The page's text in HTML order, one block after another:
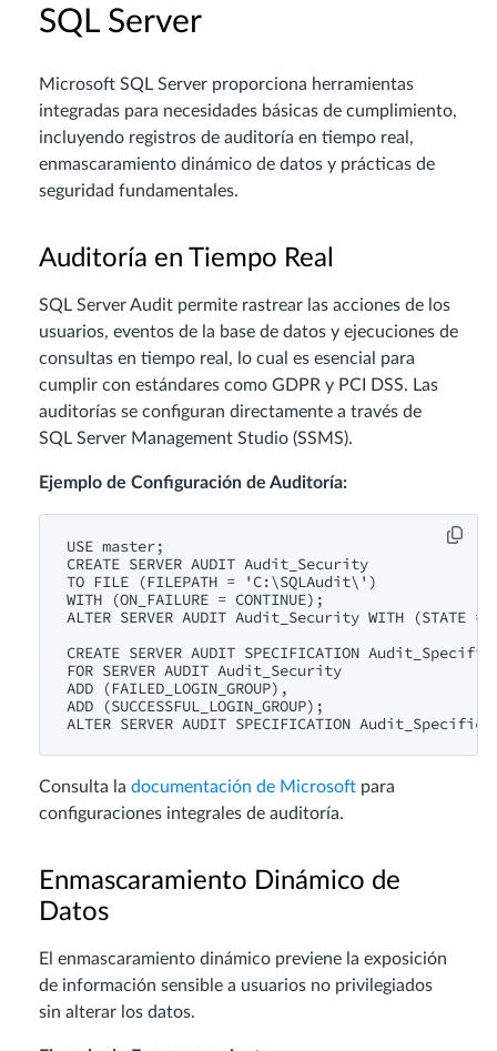
SQL Server
Microsoft SQL Server proporciona herramientas
integradas para necesidades básicas de cumplimiento,
incluyendo registros de auditoría en tiempo real,
enmascaramiento dinámico de datos y prácticas de
seguridad fundamentales.
Auditoría en Tiempo Real
SQL Server Audit permite rastrear las acciones de los
usuarios, eventos de la base de datos y ejecuciones de
consultas en tiempo real, lo cual es esencial para
cumplir con estándares como GDPR y PCI DSS. Las
auditorías se configuran directamente a través de
SQL Server Management Studio (SSMS).
Ejemplo de Configuración de Auditoría:
USE master;
CREATE SERVER AUDIT Audit_Security
TO FILE (FILEPATH = 'C:\SQLAudit\')
WITH (ON_FAILURE = CONTINUE);
ALTER SERVER AUDIT Audit_Security WITH (STATE =
CREATE SERVER AUDIT SPECIFICATION
FOR SERVER AUDIT Audit_Security
ADD (FAILED_LOGIN_GROUP),
ADD (SUCCESSFUL_LOGIN_GROUP);
Consulta la documentación de Microsoft para
configuraciones integrales de auditoría.
Enmascaramiento Dinámico de
Datos
El enmascaramiento dinámico previene la exposición
de información sensible a usuarios no privilegiados
sin alterar los datos.